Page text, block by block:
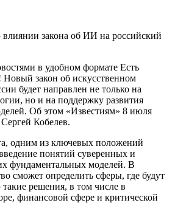
в удобном формате Есть
Новый закон об искусственном
будет направлен не только на
но и на поддержку развития
Об этом «Известиям» 8 июля
Кобелев.
одним из ключевых положений
понятий суверенных и
фундаментальных моделей. В
сможет определить сферы, где будут
такие решения, в том числе в
финансовой сфере и критической